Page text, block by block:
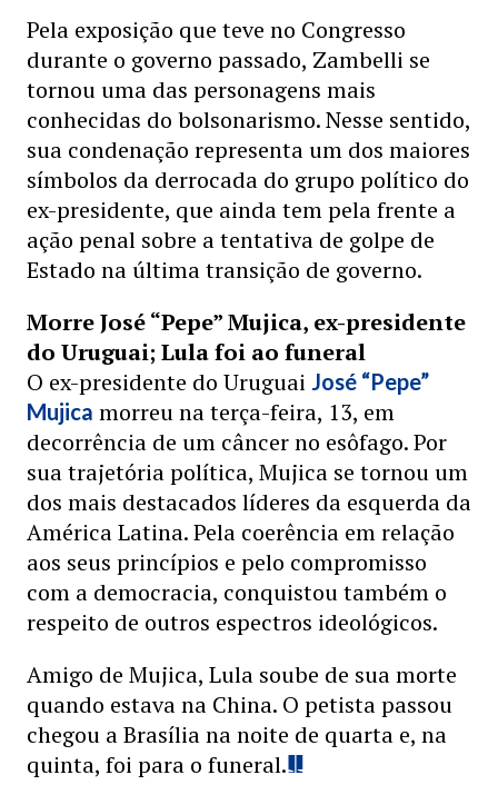
Pela exposição que teve no Congresso
durante o governo passado, Zambelli se
tornou uma das personagens mais
conhecidas do bolsonarismo. Nesse sentido,
sua condenação representa um dos maiores
símbolos da derrocada do grupo político do
ex-presidente, que ainda tem pela frente a
ação penal sobre a tentativa de golpe de
Estado na última transição de governo.
Morre José “Pepe” Mujica, ex-presidente
do Uruguai; Lula foi ao funeral
O ex-presidente do Uruguai José “Pepe”
Mujica morreu na terça-feira, 13, em
decorrência de um câncer no esôfago. Por
sua trajetória política, Mujica se tornou um
dos mais destacados líderes da esquerda da
América Latina. Pela coerência em relação
aos seus princípios e pelo compromisso
com a democracia, conquistou também o
respeito de outros espectros ideológicos.
Amigo de Mujica, Lula soube de sua morte
quando estava na China. O petista passou
chegou a Brasília na noite de quarta e, na
quinta, foi para o funeral.